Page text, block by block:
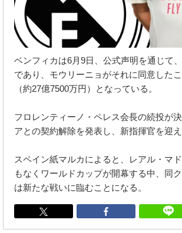
ベンフィカは6月9日、公式声明を通じて
であり、モウリーニョがそれに同意した
（約27億7500万円）となっている。
フロレンティーノ・ペレス会長の続投が
アとの契約解除を発表し、新指揮官を迎
スペイン紙マルカによると、レアル・マ
もなくワールドカップが開幕する中、同
は新たな戦いに臨むことになる。